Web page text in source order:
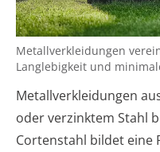
Metallverkleidungen
Langlebigkeit und
Metallverkleidungen
oder verzinktem Stahl
Cortenstahl bildet eine